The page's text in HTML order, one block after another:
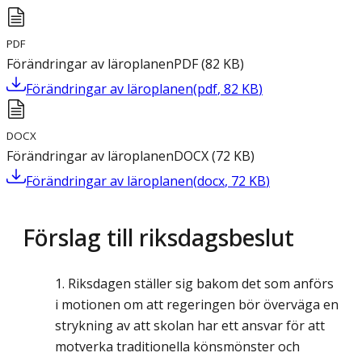
PDF
Förändringar av läroplanenPDF(82 KB)
Förändringar av läroplanen(pdf, 82 KB)
DOCX
Förändringar av läroplanenDOCX(72 KB)
Förändringar av läroplanen(docx, 72 KB)
Förslag till riksdagsbeslut
Riksdagen ställer sig bakom det som anförs
i motionen om att regeringen bör överväga en
strykning av att skolan har ett ansvar för att
motverka traditionella könsmönster och